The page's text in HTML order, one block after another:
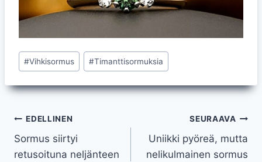
Avainsanat:
#Vihkisormus #Timanttisormuksia
Artikkelien
selaus
EDELLINEN
Sormus siirtyi
retusoituna neljänteen
SEURAAVA
Uniikki pyöreä, mutta
nelikulmainen sormus